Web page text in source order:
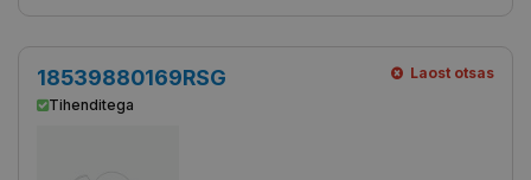
18539880169RSG
Tihenditega
Laost otsas